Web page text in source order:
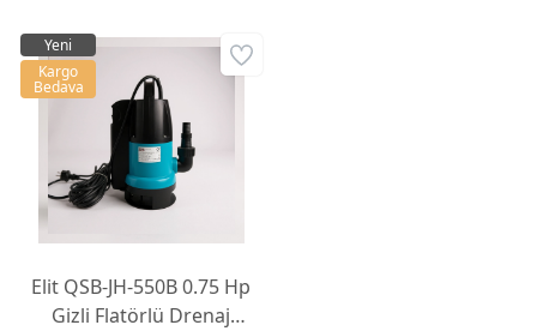
Elit QSB-JH-550B 0.75 Hp
Gizli Flatörlü Drenaj
Yeni
Kargo
Bedava